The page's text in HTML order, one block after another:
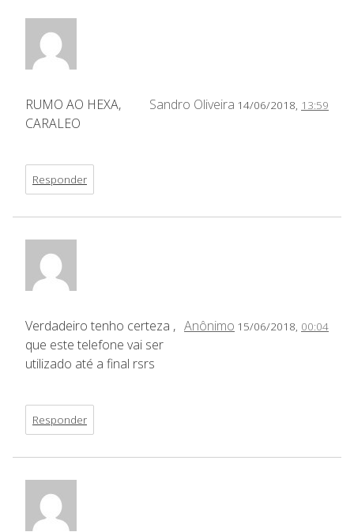
Sandro Oliveira 14/06/2018, 13:59
RUMO AO HEXA,
CARALEO
Responder
Anônimo 15/06/2018, 00:04
Verdadeiro tenho certeza ,
que este telefone vai ser
utilizado até a final rsrs
Responder